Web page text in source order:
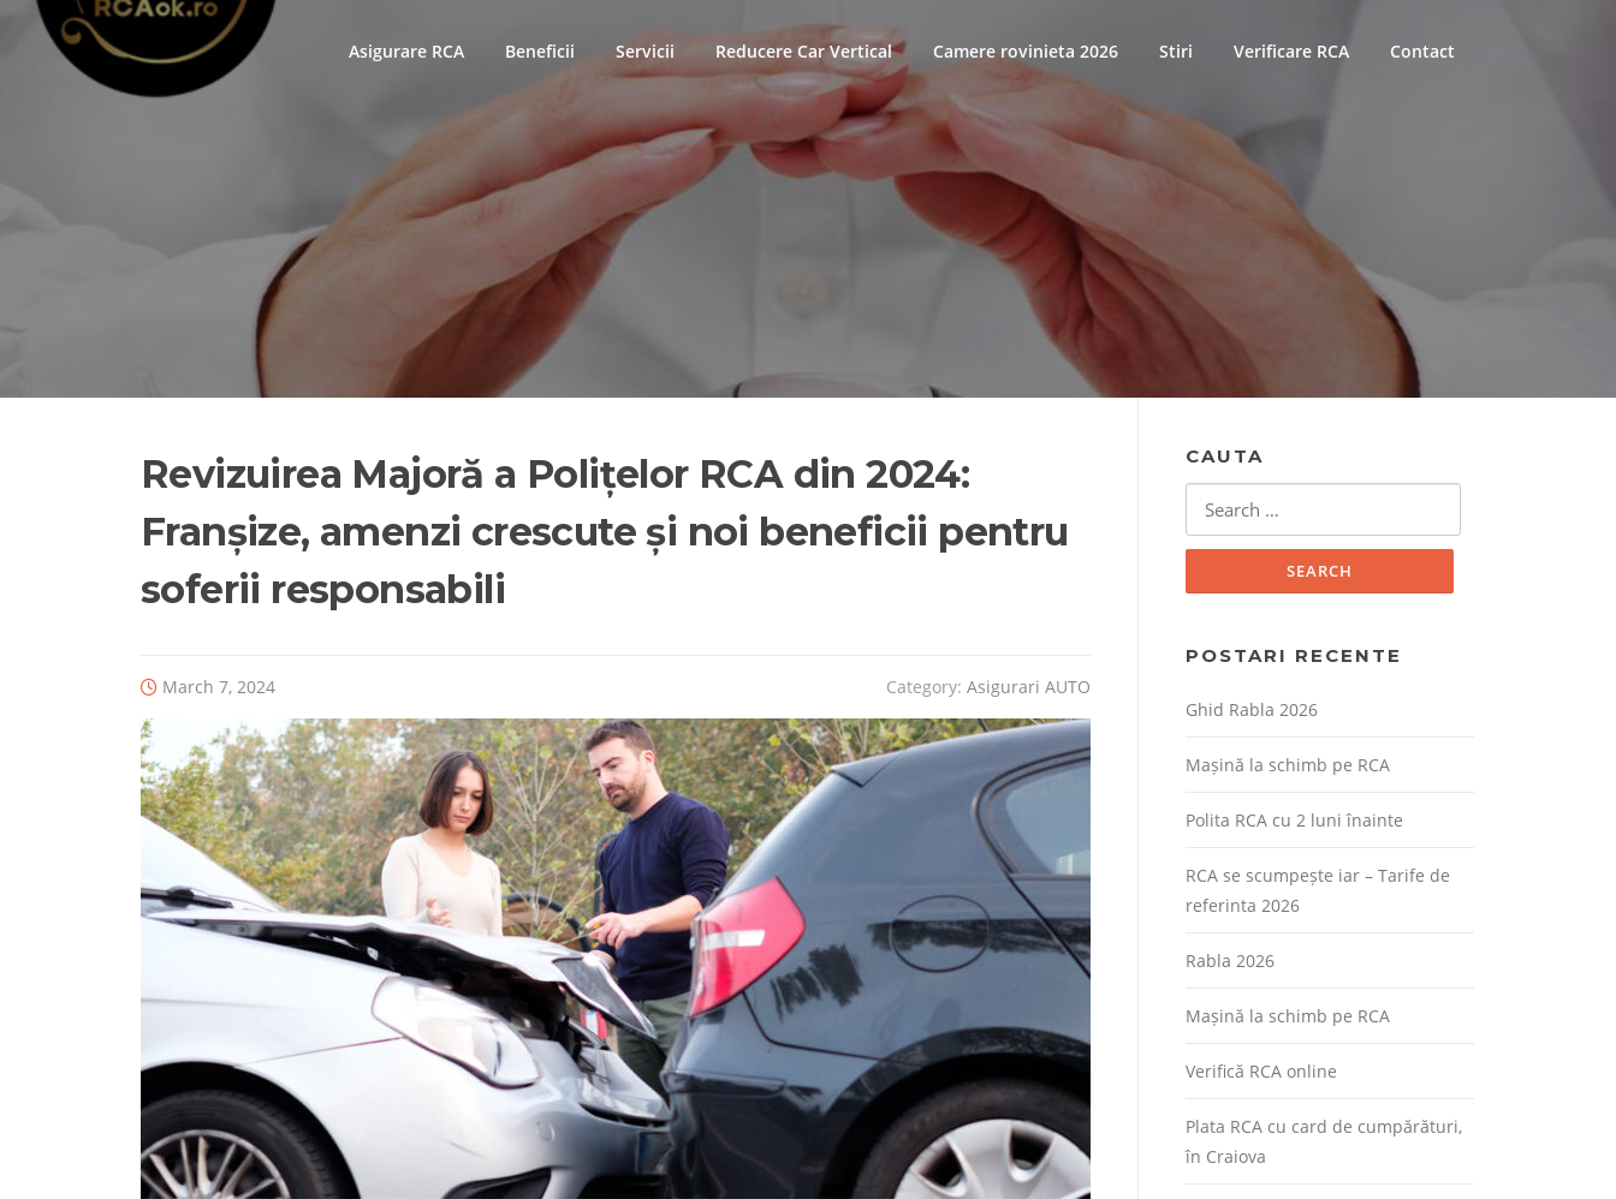
Asigurare RCA Beneficii Servicii Reducere Car Vertical Camere rovinieta 2026 Stiri Verificare RCA Contact
Revizuirea Majoră a Polițelor RCA din 2024:
Franșize, amenzi crescute și noi beneficii pentru
soferii responsabili
March 7, 2024 Category: Asigurari AUTO
CAUTA
POSTARI RECENTE
Ghid Rabla 2026
Mașină la schimb pe RCA
Polita RCA cu 2 luni înainte
RCA se scumpește iar – Tarife de
referinta 2026
Rabla 2026
Mașină la schimb pe RCA
Verifică RCA online
Plata RCA cu card de cumpărături,
în Craiova